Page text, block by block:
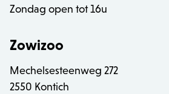
Zondag open tot 16u
Zowizoo
Mechelsesteenweg 272
2550 Kontich